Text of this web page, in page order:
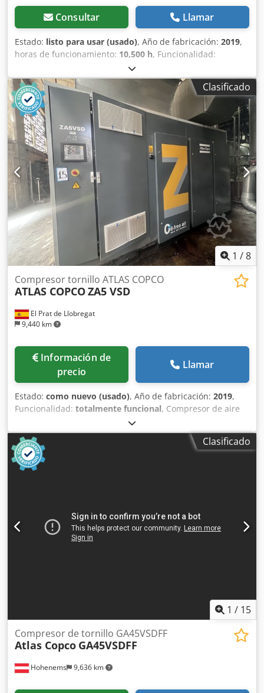
Consultar Llamar
Estado: listo para usar (usado), Año de fabricación: 2019,
horas de funcionamiento: 10,500 h, Funcionalidad:
, peso total:
(101.97 CV), caudal volumétrico:476 m³/h, presión (máx.):
13 bar, tipo de refrigeración:
, Equipamiento:
documentación / manual, placa de características
disponible
, Compresor de tornillo en buen estado y
funcionamiento, 75 kW, con control de frecuencia.
Csdezrihrspfx Abyjrf
Clasificado
1 /8
El Prat de Llobregat
9,440 km
Compresor tornillo ATLAS COPCO
ATLAS COPCOZA5 VSD
Información de
precio
Llamar
Estado: como nuevo (usado), Año de fabricación: 2019,
Funcionalidad: totalmente funcional, Compresor de aire
industrial Atlas Copco ZA5 VSD, con tecnología de
velocidad variable (VSD) y producción de aire totalmente
exento de aceite, certificado ISO 8573-1 Clase 0. Datos
técnicos: • Fabricante: Atlas Copco • Modelo: ZA5 VSD • Año
de fabricación: 2019 • Potencia nominal total: 250 kW •
aire: exento de aceite, ISO 8573-1 Clase 0 • Fabricado en
Bélgica Csdpfsznaxasx Abyerf • Variador de frecuencia
WEG • Número de serie APF239403
Clasificado
1 / 15
Hohenems 9,636 km
Compresor de tornillo GA45VSDFF
Atlas Copco GA45VSDFF